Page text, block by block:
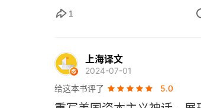
致谢
己的生活经验判断某一种声
1
上海译文
2024-07-01
给这本书评了
5.0